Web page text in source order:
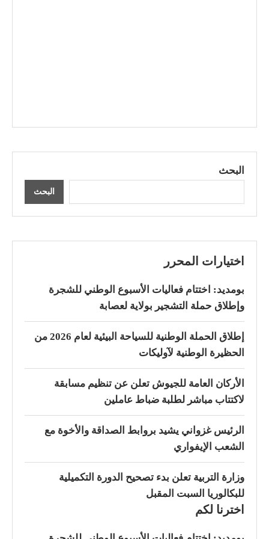
البحث
البحث
اختيارات المحرر
بومديد: اختتام فعاليات الأسبوع الوطني للشجرة
وإطلاق حملة التشجير بولاية لعصابة
إطلاق الحملة الوطنية للسياحة البيئية لعام 2026 من
الحظيرة الوطنية لآوليكات
الأركان العامة للجيوش تعلن عن تنظيم مسابقة
لاكتتاب مباشر لطلبة ضباط عاملين
الرئيس غزواني يشيد بروابط الصداقة والأخوة مع
الشعب الإيفواري
وزارة التربية تعلن بدء تصحيح الدورة التكميلية
للبكالوريا السبت المقبل
اخترنا لكم